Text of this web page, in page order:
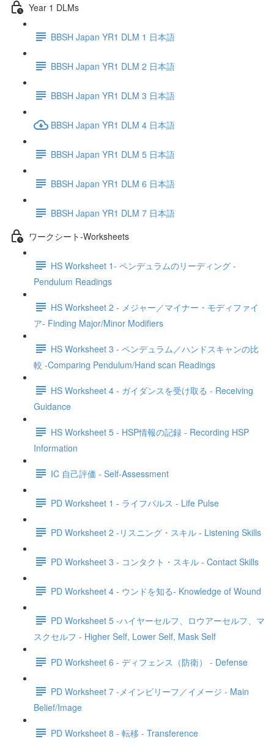
Year 1 DLMs
BBSH Japan YR1 DLM 1 日本語
BBSH Japan YR1 DLM 2 日本語
BBSH Japan YR1 DLM 3 日本語
BBSH Japan YR1 DLM 4 日本語
BBSH Japan YR1 DLM 5 日本語
BBSH Japan YR1 DLM 6 日本語
BBSH Japan YR1 DLM 7 日本語
ワークシート-Worksheets
HS Worksheet 1- ペンデュラムのリーディング -
Pendulum Readings
HS Worksheet 2 - メジャー／マイナー・モディファイ
ア- Finding Major/Minor Modifiers
HS Worksheet 3 - ペンデュラム／ハンドスキャンの比
較 -Comparing Pendulum/Hand scan Readings
HS Worksheet 4 - ガイダンスを受け取る - Receiving
Guidance
HS Worksheet 5 - HSP情報の記録 - Recording HSP
Information
IC 自己評価 - Self-Assessment
PD Worksheet 1 - ライフパルス - Life Pulse
PD Worksheet 2 -リスニング・スキル - Listening Skills
PD Worksheet 3 - コンタクト・スキル - Contact Skills
PD Worksheet 4 - ウンドを知る- Knowledge of Wound
PD Worksheet 5 -ハイヤーセルフ、ロウアーセルフ、マ
スクセルフ - Higher Self, Lower Self, Mask Self
PD Worksheet 6 - ディフェンス（防衛） - Defense
PD Worksheet 7 -メインビリーフ／イメージ - Main
Belief/Image
PD Worksheet 8 - 転移 - Transference